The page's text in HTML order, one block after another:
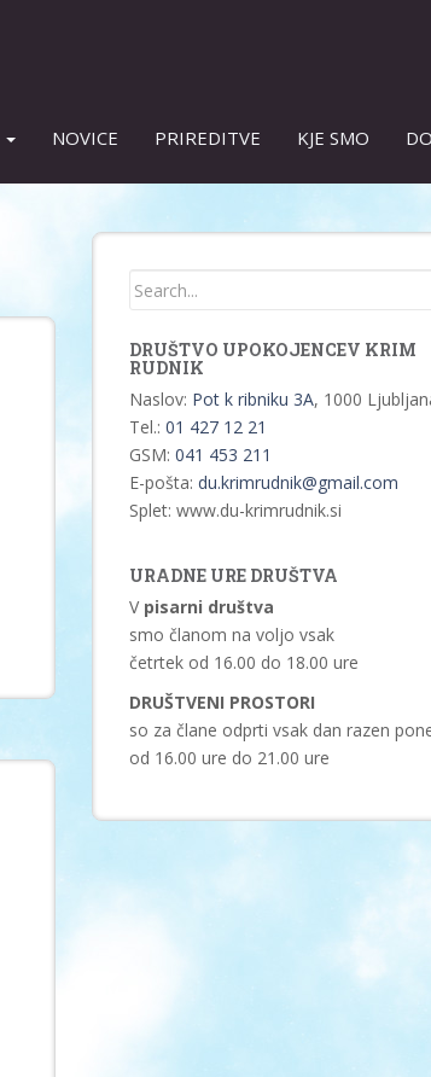
NOVICE PRIREDITVE KJE SMO
DRUŠTVO UPOKOJENCEV KRIM
RUDNIK
Naslov: Pot k ribniku 3A, 1000
Tel.: 01 427 12 21
GSM: 041 453 211
E-pošta: du.krimrudnik@gmail.com
Splet: www.du-krimrudnik.si
URADNE URE DRUŠTVA
V pisarni društva
smo članom na voljo vsak
četrtek od 16.00 do 18.00 ure
DRUŠTVENI PROSTORI
so za člane odprti vsak dan razen
od 16.00 ure do 21.00 ure